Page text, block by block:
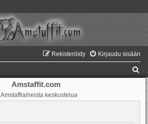
Kirjaudu sisään
Rekisteröidy
Amstaffit.com
Amstaffiaiheista keskustelua